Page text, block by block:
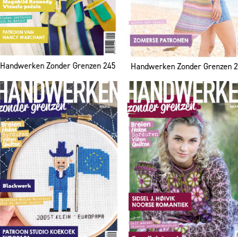
Handwerken Zonder Grenzen 245 Handwerken Zonder Grenzen